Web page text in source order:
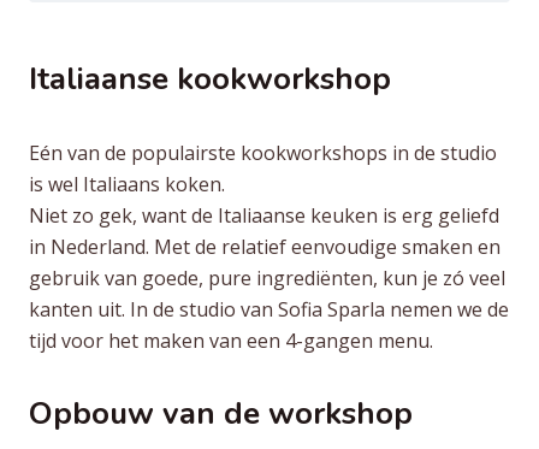
Italiaanse kookworkshop
Eén van de populairste kookworkshops in de studio
is wel Italiaans koken.
Niet zo gek, want de Italiaanse keuken is erg geliefd
in Nederland. Met de relatief eenvoudige smaken en
gebruik van goede, pure ingrediënten, kun je zó veel
kanten uit. In de studio van Sofia Sparla nemen we de
tijd voor het maken van een 4-gangen menu.
Opbouw van de workshop